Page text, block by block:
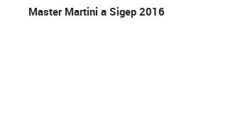
Master Martini a Sigep 2016